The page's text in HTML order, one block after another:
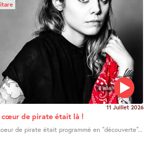
8 min
11 Juillet 2026
cœur de pirate était là !
de pirate était programmé en "découverte"...